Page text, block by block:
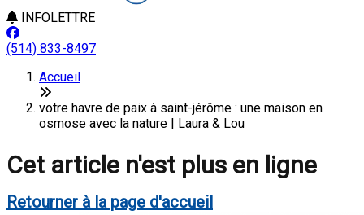
INFOLETTRE
(514) 833-8497
Accueil
votre havre de paix à saint-jérôme : une maison en
osmose avec la nature | Laura & Lou
Cet article n'est plus en ligne
Retourner à la page d'accueil